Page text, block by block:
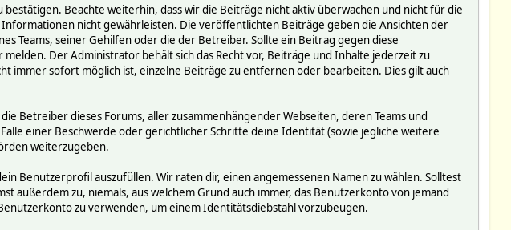
Beachte weiterhin, dass wir die Beiträge nicht aktiv überwachen und nicht für die
nicht gewährleisten. Die veröffentlichten Beiträge geben die Ansichten der
Teams, seiner Gehilfen oder die der Betreiber. Sollte ein Beitrag gegen diese
Der Administrator behält sich das Recht vor, Beiträge und Inhalte jederzeit zu
immer sofort möglich ist, einzelne Beiträge zu entfernen oder bearbeiten. Dies gilt auch
Betreiber dieses Forums, aller zusammenhängender Webseiten, deren Teams und
einer Beschwerde oder gerichtlicher Schritte deine Identität (sowie jegliche weitere
weiterzugeben.
Benutzerprofil auszufüllen. Wir raten dir, einen angemessenen Namen zu wählen. Solltest
außerdem zu, niemals, aus welchem Grund auch immer, das Benutzerkonto von jemand
zu verwenden, um einem Identitätsdiebstahl vorzubeugen.